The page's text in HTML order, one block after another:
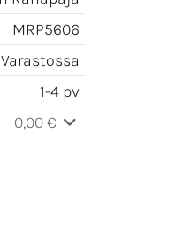
MRP5606
1-4 pv
0,00 €